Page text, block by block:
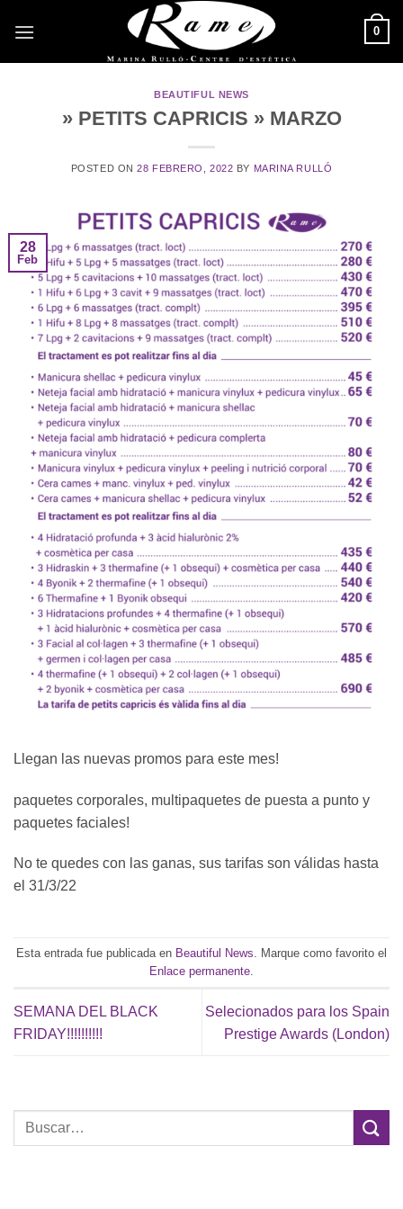
0
BEAUTIFUL NEWS
» PETITS CAPRICIS » MARZO
POSTED ON28 FEBRERO, 2022 BY MARINA RULLÓ
28
Feb
Llegan las nuevas promos para este mes!
paquetes corporales, multipaquetes de puesta a punto y
paquetes faciales!
No te quedes con las ganas, sus tarifas son válidas hasta
el 31/3/22
Esta entrada fue publicada en Beautiful News . Marque como favorito el
Enlace permanente
SEMANA DEL BLACK
FRIDAY!!!!!!!!!!
Selecionados para los Spain
Prestige Awards (London)